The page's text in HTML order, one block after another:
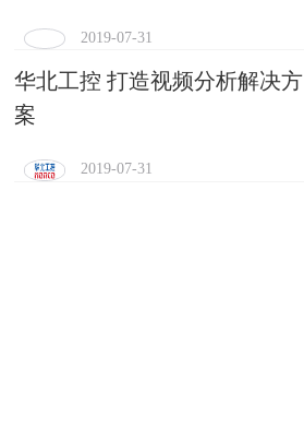
2019-07-31
华北工控 打造视频分析解决方
案
2019-07-31